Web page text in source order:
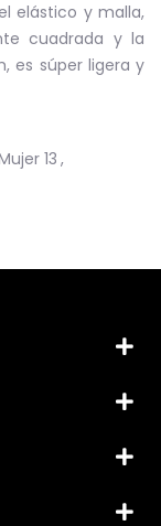
elástico y malla,
cuadrada y la
es súper ligera y
13 ,